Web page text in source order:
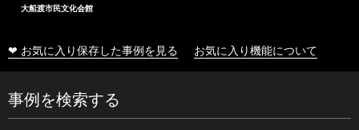
大船渡市民文化会館
❤ お気に入り保存した事例を見る お気に入り機能について
事例を検索する